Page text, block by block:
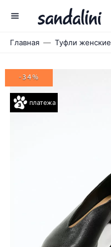
Главная Туфли женские
платежа
-34%